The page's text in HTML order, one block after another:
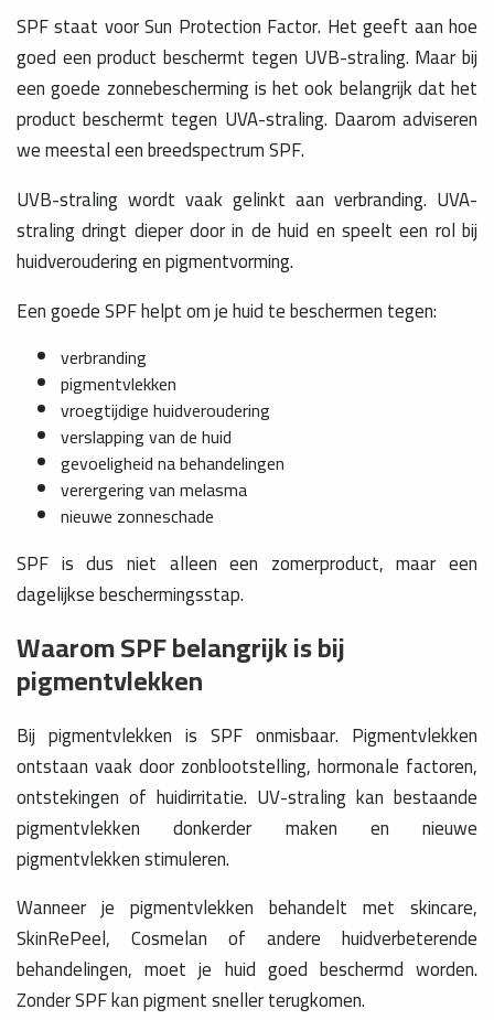
SPF staat voor Sun Protection Factor. Het geeft aan hoe
goed een product beschermt tegen UVB-straling. Maar bij
een goede zonnebescherming is het ook belangrijk dat het
product beschermt tegen UVA-straling. Daarom adviseren
we meestal een breedspectrum SPF.
UVB-straling wordt vaak gelinkt aan verbranding. UVA-
straling dringt dieper door in de huid en speelt een rol bij
huidveroudering en pigmentvorming.
Een goede SPF helpt om je huid te beschermen tegen:
verbranding
pigmentvlekken
vroegtijdige huidveroudering
verslapping van de huid
gevoeligheid na behandelingen
verergering van melasma
nieuwe zonneschade
SPF is dus niet alleen een zomerproduct, maar een
dagelijkse beschermingsstap.
Waarom SPF belangrijk is bij
pigmentvlekken
Bij pigmentvlekken is SPF onmisbaar. Pigmentvlekken
ontstaan vaak door zonblootstelling, hormonale factoren,
ontstekingen of huidirritatie. UV-straling kan bestaande
pigmentvlekken donkerder maken en nieuwe
pigmentvlekken stimuleren.
Wanneer je pigmentvlekken behandelt met skincare,
SkinRePeel, Cosmelan of andere huidverbeterende
behandelingen, moet je huid goed beschermd worden.
Zonder SPF kan pigment sneller terugkomen.